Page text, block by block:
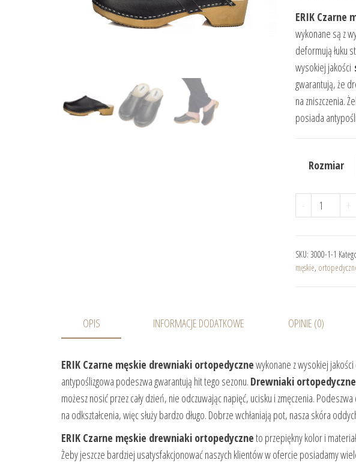
ERIK Czarne
wykonane są z
deformują łuku
wysokiej jakości
gwarantują, że
na zniszczenia.
posiada
Rozmiar
- ilość +
SKU: 3000-1-1
męskie,
OPIS INFORMACJE DODATKOWE OPINIE (0)
ERIK Czarne męskie drewniaki ortopedycznewykonane z wysokiej
antypoślizgowa podeszwa gwarantują hit tego sezonu. Drewniaki ortopedyczne
możesz nosić przez cały dzień, nie odczuwając napięć, ucisku i zmęczenia.
na odkształcenia, więc służy bardzo długo. Dobrze wchłaniają pot, nasza skóra
ERIK Czarne męskie drewniaki ortopedyczneto przepiękny kolor i
Żeby jeszcze bardziej usatysfakcjonować naszych klientów w ofercie posiadamy